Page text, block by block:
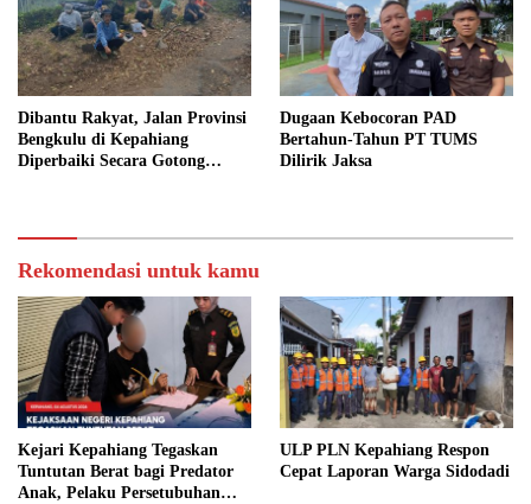
Dibantu Rakyat, Jalan Provinsi
Bengkulu di Kepahiang
Diperbaiki Secara Gotong
Dugaan Kebocoran PAD
Bertahun-Tahun PT TUMS
Dilirik Jaksa
Rekomendasi untuk kamu
Kejari Kepahiang Tegaskan
Tuntutan Berat bagi Predator
Anak, Pelaku Persetubuhan
ULP PLN Kepahiang Respon
Cepat Laporan Warga Sidodadi